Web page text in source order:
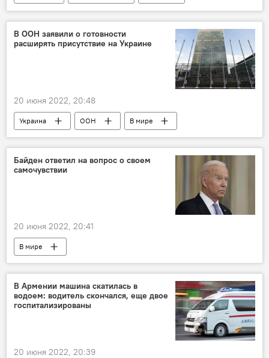
партия
Ереван
Политика
Армения
Новости Армения
В ООН заявили о готовности
расширять присутствие на Украине
20 июня 2022, 20:48
Украина ООН В мире
Байден ответил на вопрос о своем
самочувствии
20 июня 2022, 20:41
В мире
В Армении машина скатилась в
водоем: водитель скончался, еще двое
госпитализированы
20 июня 2022, 20:39